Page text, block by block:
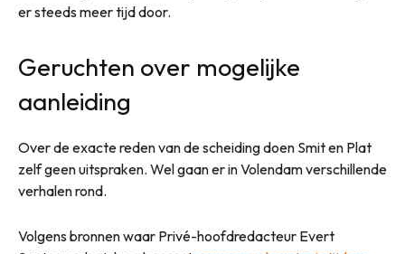
er steeds meer tijd door.
Geruchten over mogelijke
aanleiding
Over de exacte reden van de scheiding doen Smit en Plat
zelf geen uitspraken. Wel gaan er in Volendam verschillende
verhalen rond.
Volgens bronnen waar Privé-hoofdredacteur Evert